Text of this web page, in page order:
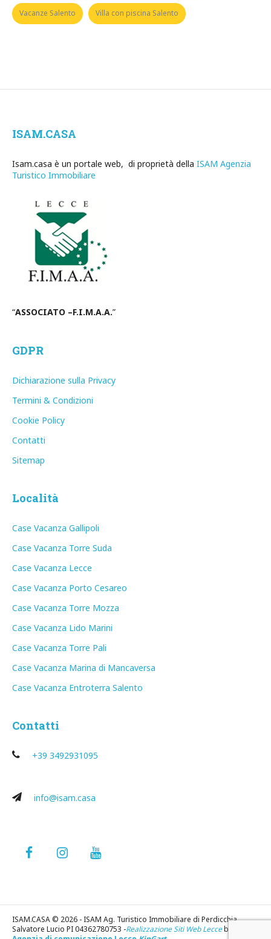
Vacanze Salento Villa con piscina Salento
ISAM.CASA
Isam.casa è un portale web, di proprietà della ISAM Agenzia
Turistico Immobiliare
“ASSOCIATO –F.I.M.A.A.”
GDPR
Dichiarazione sulla Privacy
Termini & Condizioni
Cookie Policy
Contatti
Sitemap
Località
Case Vacanza Gallipoli
Case Vacanza Torre Suda
Case Vacanza Lecce
Case Vacanza Porto Cesareo
Case Vacanza Torre Mozza
Case Vacanza Lido Marini
Case Vacanza Torre Pali
Case Vacanza Marina di Mancaversa
Case Vacanza Entroterra Salento
Contatti
+39 3492931095
info@isam.casa
ISAM.CASA © 2026 - ISAM Ag. Turistico Immobiliare di Perdicchia
Salvatore Lucio PI 04362780753 -Realizzazione Siti Web Lecceby